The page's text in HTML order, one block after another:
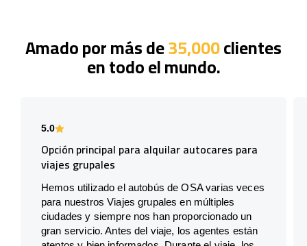
Amado por más de35,000clientes
en todo el mundo.
5.0
Opción principal para alquilar autocares para
viajes grupales
Hemos utilizado el autobús de OSA varias veces
para nuestros Viajes grupales en múltiples
ciudades y siempre nos han proporcionado un
gran servicio. Antes del viaje, los agentes están